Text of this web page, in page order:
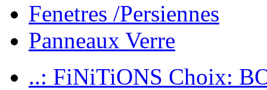
Fenetres /Persiennes
Panneaux Verre
..: FiNiTiONS Choix: